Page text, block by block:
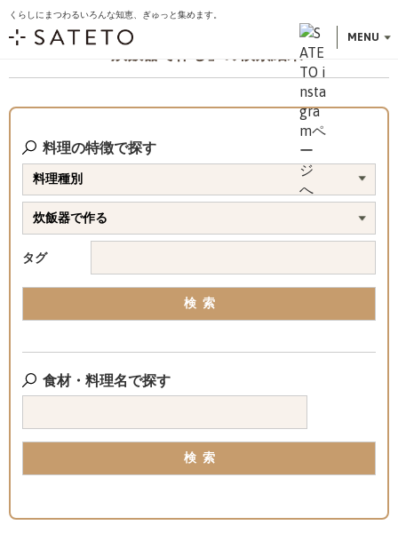
こ
の
ー
の
くらしにまつわるいろんな知恵、ぎゅっと集めます。
MENU
トップ 今日なにつくる？
「炊飯器で作る」の検索結果
料理の特徴で探す
タグ
食材・料理名で探す